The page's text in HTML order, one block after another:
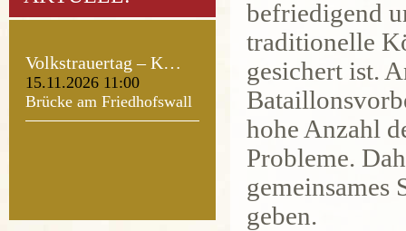
Volkstrauertag – K…
15.11.2026 11:00
Brücke am Friedhofswall
befriedigend
traditionelle
gesichert ist.
hohe Anzahl
Probleme.
gemeinsames
geben.